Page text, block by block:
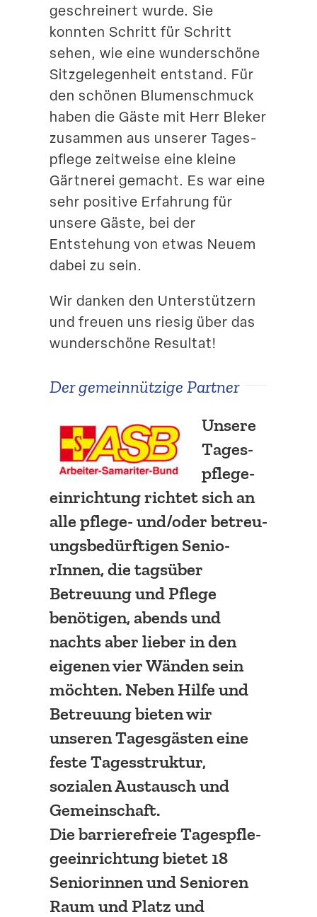
geschreinert wurde. Sie
konnten Schritt für Schritt
sehen, wie eine wunder­schöne
Sitzge­le­genheit entstand. Für
den schönen Blumen­schmuck
haben die Gäste mit Herr Bleker
zusammen aus unserer Tages­
pflege zeitweise eine kleine
Gärtnerei gemacht. Es war eine
sehr positive Erfahrung für
unsere Gäste, bei der
Entstehung von etwas Neuem
dabei zu sein.
Wir danken den Unter­stützern
und freuen uns riesig über das
wunder­schöne Resultat!
Der gemein­nützige Partner
Unsere
Tages­
pfle­ge­
ein­richtung richtet sich an
alle pflege- und/oder betreu­
ungs­be­dürf­tigen Senio­
rInnen, die tagsüber
Betreuung und Pflege
benötigen, abends und
nachts aber lieber in den
eigenen vier Wänden sein
möchten. Neben Hilfe und
Betreuung bieten wir
unseren Tages­gästen eine
feste Tages­struktur,
sozialen Austausch und
Gemeinschaft.
Die barrie­re­freie Tages­pfle­
ge­ein­richtung bietet 18
Senio­rinnen und Senioren
Raum und Platz und